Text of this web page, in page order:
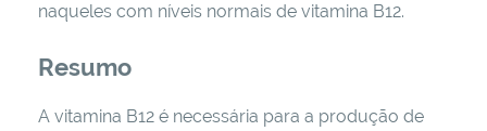
naqueles com níveis normais de vitamina B12.
Resumo
A vitamina B12 é necessária para a produção de